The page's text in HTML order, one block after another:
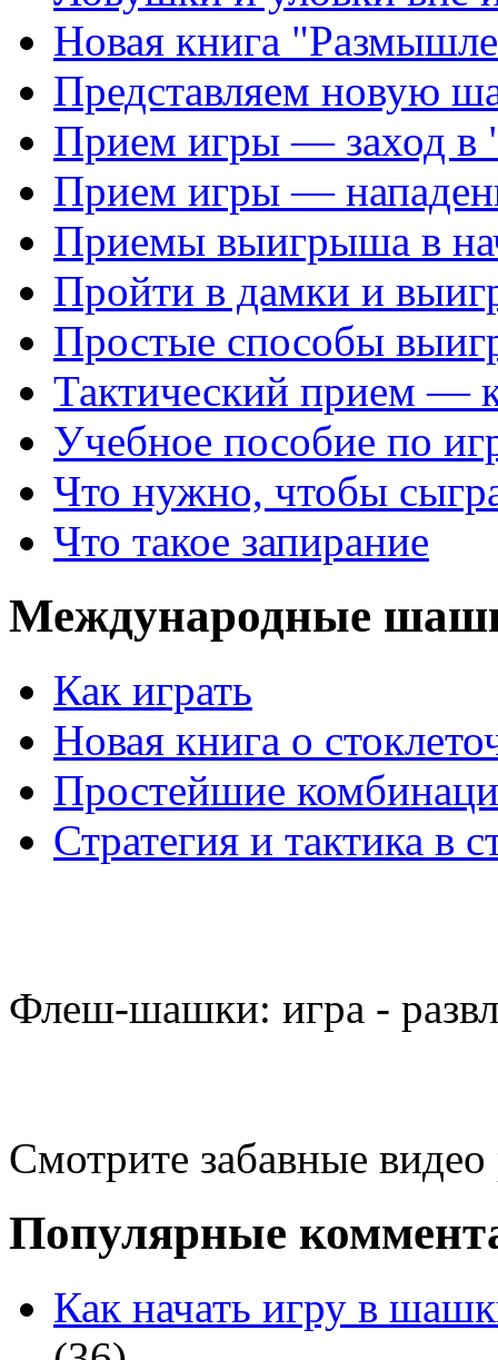
Новая книга
Представляем новую
Прием игры — заход в
Прием игры —
Приемы выигрыша в
Пройти в дамки и
Простые способы
Тактический прием —
Учебное пособие по
Что нужно, чтобы
Что такое запирание
Международные
Как играть
Новая книга о
Простейшие
Стратегия и тактика в
Флеш-шашки: игра -
Смотрите забавные
Популярные
Как начать игру в